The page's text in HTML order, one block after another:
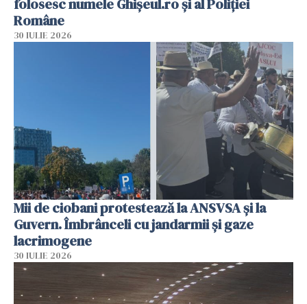
folosesc numele Ghișeul.ro și al Poliției
Române
30 IULIE 2026
Mii de ciobani protestează la ANSVSA și la
Guvern. Îmbrânceli cu jandarmii și gaze
lacrimogene
30 IULIE 2026